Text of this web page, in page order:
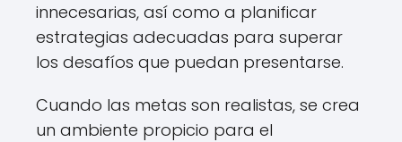
innecesarias, así como a planificar
estrategias adecuadas para superar
los desafíos que puedan presentarse.
Cuando las metas son realistas, se crea
un ambiente propicio para el